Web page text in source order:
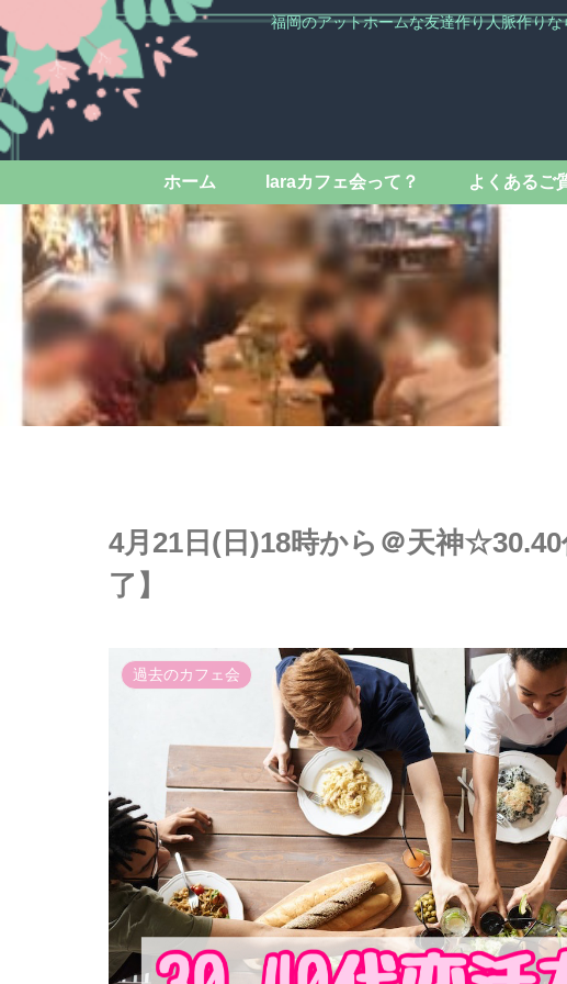
福岡のアットホームな友達作り人脈作り
ホーム laraカフェ会って？ よくあるご
4月21日(日)18時から＠天神
了】
過去のカフェ会